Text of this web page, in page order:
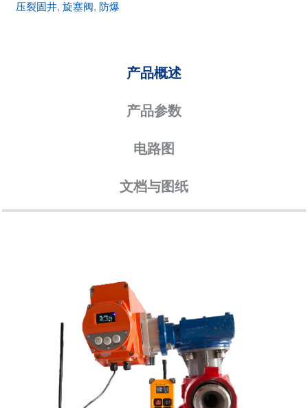
压裂固井, 旋塞阀, 防爆
产品概述
产品参数
电路图
文档与图纸